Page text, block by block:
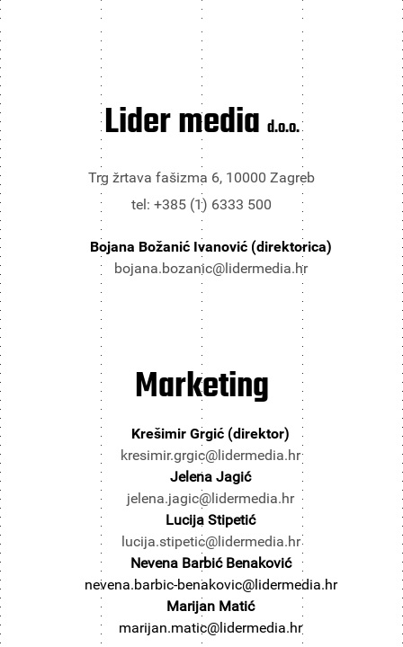
Lider media d.o.o.
Trg žrtava fašizma 6, 10000 Zagreb
tel: +385 (1) 6333 500
Bojana Božanić Ivanović (direktorica)
bojana.bozanic@lidermedia.hr
Marketing
Krešimir Grgić (direktor)
kresimir.grgic@lidermedia.hr
Jelena Jagić
jelena.jagic@lidermedia.hr
Lucija Stipetić
lucija.stipetic@lidermedia.hr
Nevena Barbić Benaković
nevena.barbic-benakovic@lidermedia.hr
Marijan Matić
marijan.matic@lidermedia.hr